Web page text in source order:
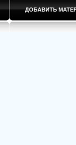
ДОБАВИТЬ